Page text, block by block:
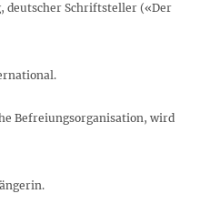
deutscher Schriftsteller («Der
Befreiungsorganisation, wird